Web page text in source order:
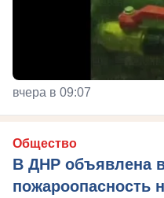
вчера в 09:07
Общество
В ДНР объявлена
пожароопасность